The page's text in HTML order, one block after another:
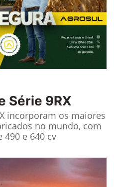
Série 9RX
incorporam os maiores
no mundo, com
490 e 640 cv